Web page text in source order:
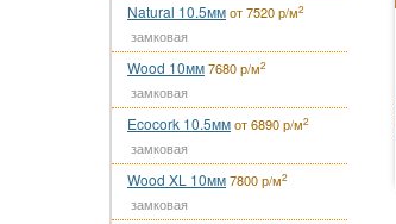
Natural 10.5ммот 7520 р/м2
замковая
Wood 10мм7680 р/м2
замковая
Ecocork 10.5ммот 6890 р/м2
замковая
Wood XL 10мм7800 р/м2
замковая